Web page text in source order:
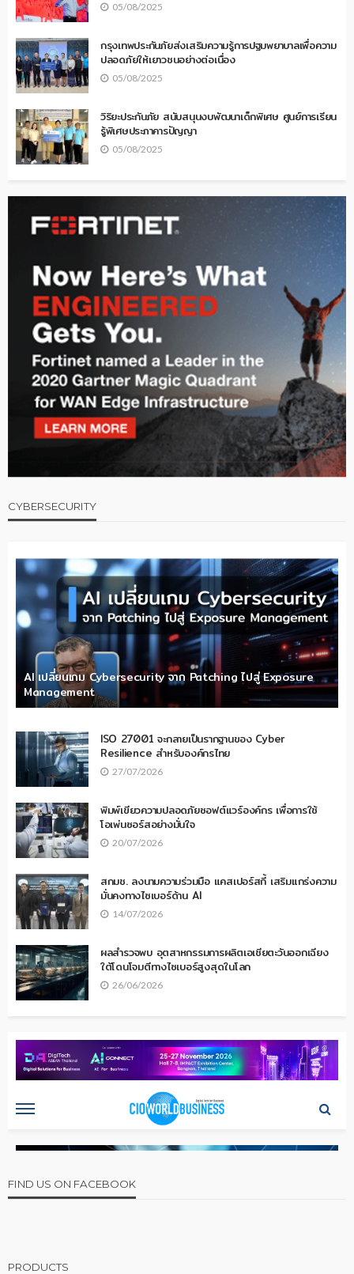
05/08/2025
กรุงเทพประกันภัยส่งเสริมความรู้การปฐมพยาบาลเพื่อความ
ปลอดภัยให้เยาวชนอย่างต่อเนื่อง
05/08/2025
วิริยะประกันภัย สนับสนุนงบพัฒนาเด็กพิเศษ ศูนย์การเรียน
รู้พิเศษประภาคารปัญญา
05/08/2025
CYBERSECURITY
AI เปลี่ยนเกม Cybersecurity จาก Patching ไปสู่ Exposure
Management
ISO 27001 จะกลายเป็นรากฐานของ Cyber
Resilience สำหรับองค์กรไทย
27/07/2026
พิมพ์เขียวความปลอดภัยซอฟต์แวร์องค์กร เพื่อการใช้
โอเพ่นซอร์สอย่างมั่นใจ
20/07/2026
สกมช. ลงนามความร่วมมือ แคสเปอร์สกี้ เสริมแกร่งความ
มั่นคงทางไซเบอร์ด้าน AI
14/07/2026
ผลสำรวจพบ อุตสาหกรรมการผลิตเอเชียตะวันออกเฉียง
ใต้โดนโจมตีทางไซเบอร์สูงสุดในโลก
26/06/2026
FIND US ON FACEBOOK
PRODUCTS